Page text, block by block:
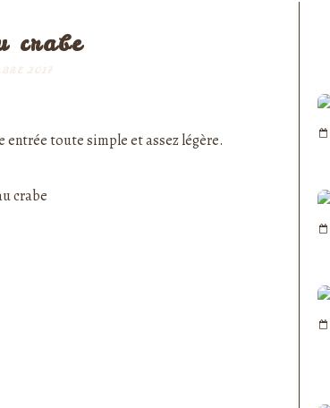
crabe
2017
entrée toute simple et assez légère.